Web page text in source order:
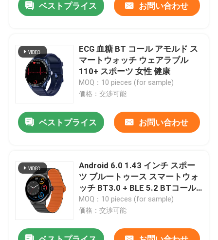
ベストプライス お問い合わせ
ECG 血糖 BT コール アモルド ス
マートウォッチ ウェアラブル
110+ スポーツ 女性 健康
MOQ：10 pieces (for sample)
価格：交渉可能
ベストプライス お問い合わせ
Android 6.0 1.43 インチ スポー
ツ ブルートゥース スマートウォ
ッチ BT3.0 + BLE 5.2 BTコール
スマートウォッチ
MOQ：10 pieces (for sample)
価格：交渉可能